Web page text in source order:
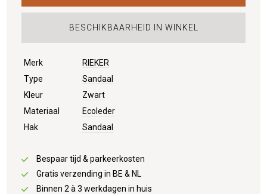
BESCHIKBAARHEID IN WINKEL
Merk
RIEKER
Type
Sandaal
Kleur
Zwart
Materiaal
Ecoleder
Hak
Sandaal
Bespaar tijd & parkeerkosten
Gratis verzending in BE & NL
Binnen 2 à 3 werkdagen in huis